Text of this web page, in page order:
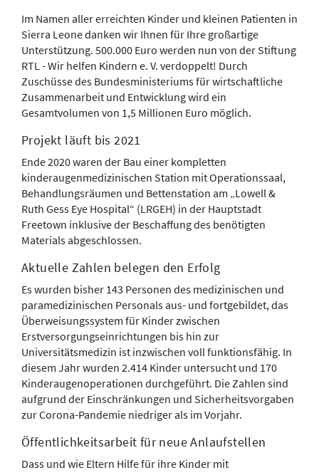
Im Namen aller erreichten Kinder und kleinen Patienten in
Sierra Leone danken wir Ihnen für Ihre großartige
Unterstützung. 500.000 Euro werden nun von der Stiftung
RTL - Wir helfen Kindern e. V. verdoppelt! Durch
Zuschüsse des Bundesministeriums für wirtschaftliche
Zusammenarbeit und Entwicklung wird ein
Gesamtvolumen von 1,5 Millionen Euro möglich.
Projekt läuft bis 2021
Ende 2020 waren der Bau einer kompletten
kinderaugenmedizinischen Station mit Operationssaal,
Behandlungsräumen und Bettenstation am „Lowell &
Ruth Gess Eye Hospital“ (LRGEH) in der Hauptstadt
Freetown inklusive der Beschaffung des benötigten
Materials abgeschlossen.
Aktuelle Zahlen belegen den Erfolg
Es wurden bisher 143 Personen des medizinischen und
paramedizinischen Personals aus- und fortgebildet, das
Überweisungssystem für Kinder zwischen
Erstversorgungseinrichtungen bis hin zur
Universitätsmedizin ist inzwischen voll funktionsfähig. In
diesem Jahr wurden 2.414 Kinder untersucht und 170
Kinderaugenoperationen durchgeführt. Die Zahlen sind
aufgrund der Einschränkungen und Sicherheitsvorgaben
zur Corona-Pandemie niedriger als im Vorjahr.
Öffentlichkeitsarbeit für neue Anlaufstellen
Dass und wie Eltern Hilfe für ihre Kinder mit